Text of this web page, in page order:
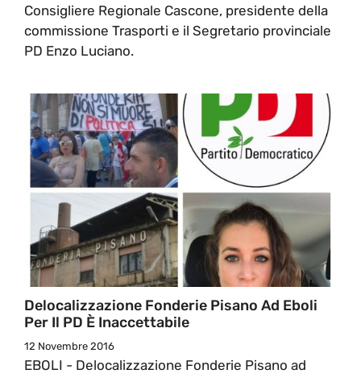
Consigliere Regionale Cascone, presidente della
commissione Trasporti e il Segretario provinciale
PD Enzo Luciano.
Delocalizzazione Fonderie Pisano Ad Eboli
Per Il PD È Inaccettabile
12 Novembre 2016
EBOLI - Delocalizzazione Fonderie Pisano ad